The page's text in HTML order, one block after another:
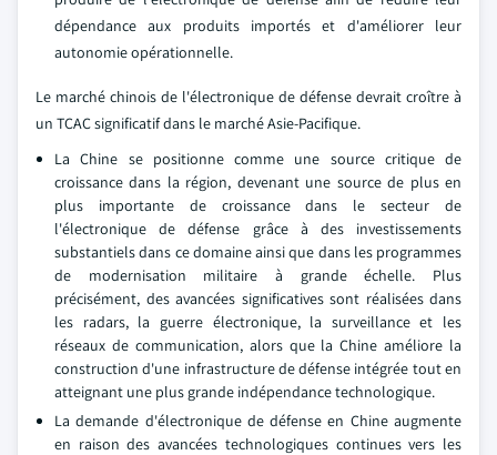
dépendance aux produits importés et d'améliorer leur
autonomie opérationnelle.
Le marché chinois de l'électronique de défense devrait croître à
un TCAC significatif dans le marché Asie-Pacifique.
La Chine se positionne comme une source critique de
croissance dans la région, devenant une source de plus en
plus importante de croissance dans le secteur de
l'électronique de défense grâce à des investissements
substantiels dans ce domaine ainsi que dans les programmes
de modernisation militaire à grande échelle. Plus
précisément, des avancées significatives sont réalisées dans
les radars, la guerre électronique, la surveillance et les
réseaux de communication, alors que la Chine améliore la
construction d'une infrastructure de défense intégrée tout en
atteignant une plus grande indépendance technologique.
La demande d'électronique de défense en Chine augmente
en raison des avancées technologiques continues vers les